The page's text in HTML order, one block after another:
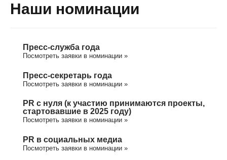
Наши номинации
Пресс-служба года
Посмотреть заявки в номинации »
Пресс-секретарь года
Посмотреть заявки в номинации »
PR с нуля (к участию принимаются проекты,
стартовавшие в 2025 году)
Посмотреть заявки в номинации »
PR в социальных медиа
Посмотреть заявки в номинации »